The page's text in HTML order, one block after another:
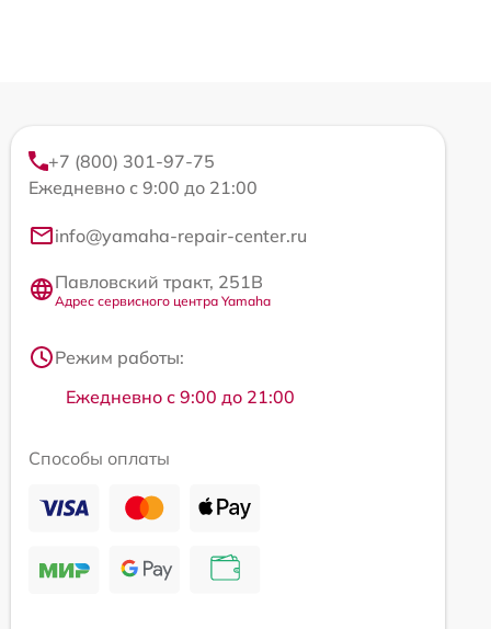
+7 (800) 301-97-75
Ежедневно с 9:00 до 21:00
info@yamaha-repair-center.ru
Павловский тракт, 251В
Адрес сервисного центра Yamaha
Режим работы:
Ежедневно с 9:00 до 21:00
Способы оплаты